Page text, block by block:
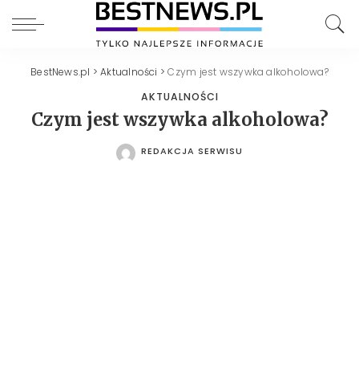
BestNews.pl >Aktualności >Czym jest wszywka alkoholowa?
AKTUALNOŚCI
Czym jest wszywka alkoholowa?
POSTED
REDAKCJA SERWISU